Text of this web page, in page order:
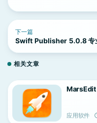
下一篇
Swift Publisher 5.0.8 专
相关文章
MarsEdit
应用软件